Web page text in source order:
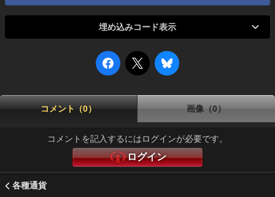
埋め込みコード表示
コメント（0） 画像（0）
コメントを記入するにはログインが必要です。
ログイン
各種通貨